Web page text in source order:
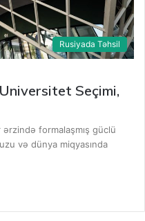
Rusiyada Təhsil
Seçimi,
formalaşmış güclü
və dünya miqyasında